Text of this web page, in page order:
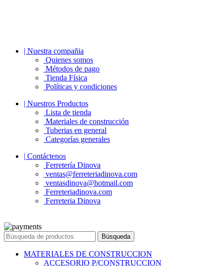
| Nuestra compañia
Quienes somos
Métodos de pago
Tienda Física
Políticas y condiciones
| Nuestros Productos
Lista de tienda
Materiales de construcción
Tuberias en general
Categorías generales
| Contáctenos
Ferretería Dinova
ventas@ferreteriadinova.com
ventasdinova@hotmail.com
Ferreteriadinova.com
Ferreteria Dinova
Búsqueda
MATERIALES DE CONSTRUCCION
ACCESORIO P/CONSTRUCCION